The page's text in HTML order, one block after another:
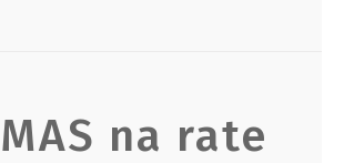
MAS na rate